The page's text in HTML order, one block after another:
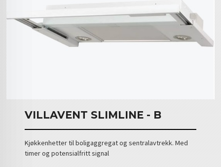
VILLAVENT SLIMLINE - B
Kjøkkenhetter til boligaggregat og sentralavtrekk. Med
timer og potensialfritt signal